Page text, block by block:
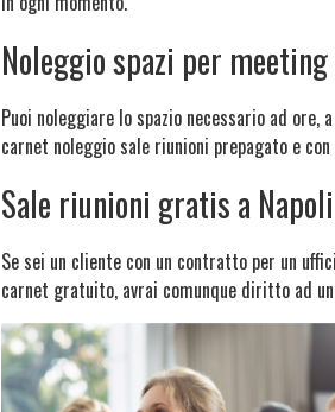
Noleggio spazi per
Puoi noleggiare lo spazio necessario ad
carnet noleggio sale riunioni prepagato e
Sale riunioni gratis a Napoli
Se sei un cliente con un contratto per un
carnet gratuito, avrai comunque diritto ad